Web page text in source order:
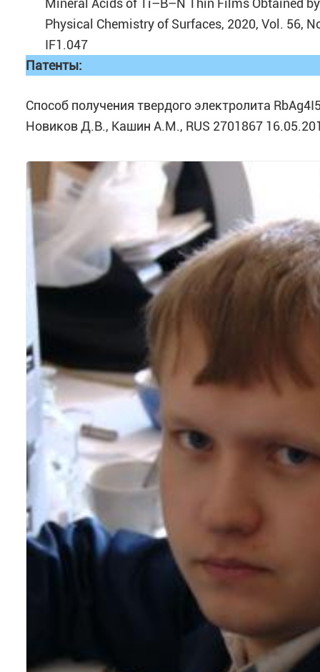
Mineral Acids of Ti–B–N Thin Films Obtained
Physical Chemistry of Surfaces, 2020, Vol. 56,
IF1.047
Патенты:
Способ получения твердого электролита
Новиков Д.В., Кашин А.М., RUS 2701867